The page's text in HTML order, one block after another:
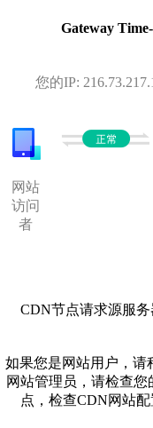
Gateway
您的IP:
网站
访问
者
CDN节点请求源服务
如果您是网站用户，请
网站管理员，请检查
点，检查CDN网站